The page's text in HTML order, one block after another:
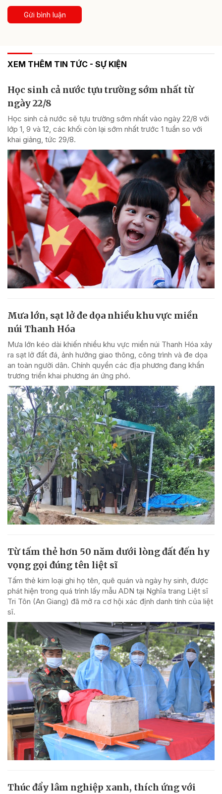
Gửi bình luận
XEM THÊM TIN TỨC - SỰ KIỆN
Học sinh cả nước tựu trường sớm nhất từ
ngày 22/8
Học sinh cả nước sẽ tựu trường sớm nhất vào ngày 22/8 với
lớp 1, 9 và 12, các khối còn lại sớm nhất trước 1 tuần so với
khai giảng, tức 29/8.
Mưa lớn, sạt lở đe dọa nhiều khu vực miền
núi Thanh Hóa
Mưa lớn kéo dài khiến nhiều khu vực miền núi Thanh Hóa xảy
ra sạt lở đất đá, ảnh hưởng giao thông, công trình và đe dọa
an toàn người dân. Chính quyền các địa phương đang khẩn
trương triển khai phương án ứng phó.
Từ tấm thẻ hơn 50 năm dưới lòng đất đến hy
vọng gọi đúng tên liệt sĩ
Tấm thẻ kim loại ghi họ tên, quê quán và ngày hy sinh, được
phát hiện trong quá trình lấy mẫu ADN tại Nghĩa trang Liệt sĩ
Tri Tôn (An Giang) đã mở ra cơ hội xác định danh tính của liệt
sĩ.
Thúc đẩy lâm nghiệp xanh, thích ứng với